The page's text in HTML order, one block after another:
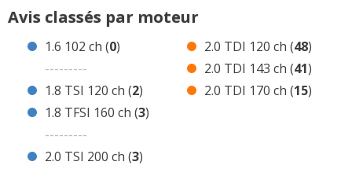
2 avis Exeo 1.8 TSI 120 ch Essence
3 avis Exeo 2.0 TSI 200 ch Essence
41 avis Exeo 2.0 TDI 143 ch Diesel
Avis de concurrentes ?
Avis classés par moteur
1.6 102 ch (0)
---------
1.8 TSI 120 ch (2)
1.8 TFSI 160 ch (3)
---------
2.0 TSI 200 ch (3)
2.0 TDI 120 ch (48)
2.0 TDI 143 ch (41)
2.0 TDI 170 ch (15)